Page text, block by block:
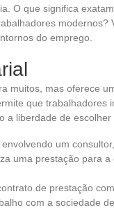
O que significa
modernos?
do emprego.
muitos, mas oferece
que trabalhadores
a liberdade de escolher
um
uma prestação para a
de prestação
com a sociedade